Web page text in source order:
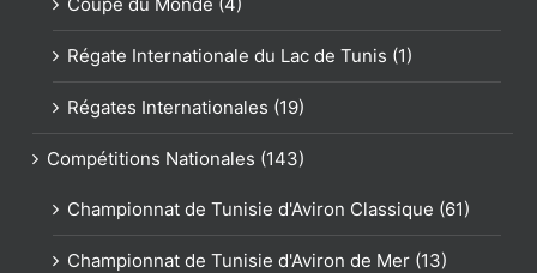
Régate Internationale du Lac de Tunis (1)
Régates Internationales (19)
Compétitions Nationales (143)
Championnat de Tunisie d'Aviron Classique (61)
Championnat de Tunisie d'Aviron de Mer (13)